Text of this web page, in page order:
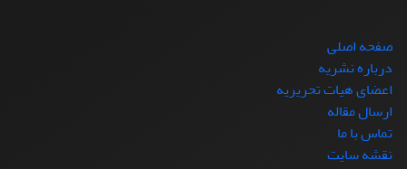
صفحه اصلی
درباره نشریه
اعضای هیات تحریریه
ارسال مقاله
تماس با ما
نقشه سایت